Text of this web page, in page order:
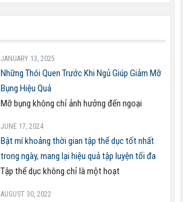
JANUARY 13, 2025
Những Thói Quen Trước Khi Ngủ Giúp Giảm Mỡ
Bụng Hiệu Quả
Mỡ bụng không chỉ ảnh hưởng đến ngoại
JUNE 17, 2024
Bật mí khoảng thời gian tập thể dục tốt nhất
trong ngày, mang lại hiệu quả tập luyện tối đa
Tập thể dục không chỉ là một hoạt
AUGUST 30, 2022